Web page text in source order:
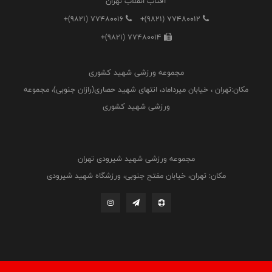
+(9821) 77480012
+(9821) 77480016
+(9821) 77480014
مجموعه ورزشی شهید کشوری
مکان:تهران ، خیابان میرداماد، انتهای شهید حصاری(رازان جنوبی)، مجموعه
ورزشی شهید کشوری
مجموعه ورزشی شهید شیرودی تهران
مکان: تهران، خیابان مفتح جنوبی، ورزشگاه شهید شیرودی